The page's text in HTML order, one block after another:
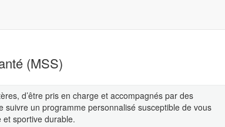
(MSS)
d’être pris en charge et accompagnés par des
un programme personnalisé susceptible de vous
et sportive durable.